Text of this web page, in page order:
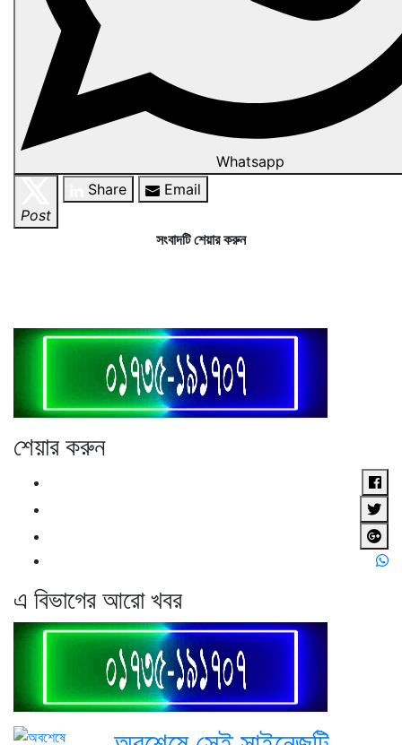
Whatsapp
Post
Share Email
সংবাদটি শেয়ার করুন
শেয়ার করুন
এ বিভাগের আরো খবর